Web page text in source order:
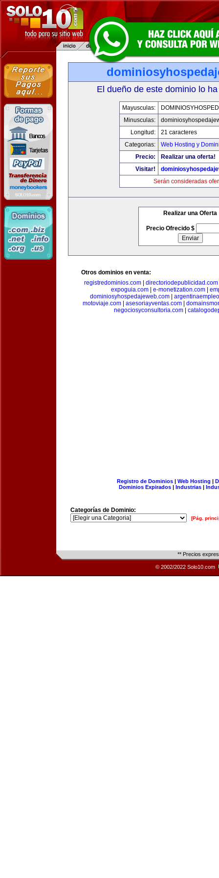
El dueño de este dominio lo
Mayusculas:
Minusculas:
Longitud:
21 caracteres
Categorias:
Web Hosting y
Precio:
Realizar una oferta!
Visitar!
Serán consideradas
Realizar una Oferta
Precio Ofrecido $
Otros dominios en venta:
registredominios.com| directoriodepublicidad.com
expoguia.com| e-monetization.com|
dominiosyhospedajeweb.com
motoviaje.com
asesoriayventas.com
negociosyconsultoria.com|
Registro de Dominios| Web Hosting |
Dominios Expirados | Industrias |
Categorías de Dominio:
[Pág.
** Precios
© 2002/2022 Solo10.com